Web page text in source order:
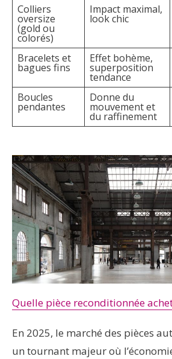
Colliers
oversize
(gold ou
colorés)
Impact maximal,
look chic
Bracelets et
bagues fins
Effet bohème,
superposition
tendance
Boucles
pendantes
Donne du
mouvement et
du raffinement
Quelle pièce reconditionnée
En 2025, le marché des pièces
un tournant majeur où